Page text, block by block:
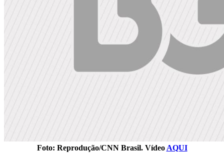
Foto: Reprodução/CNN Brasil. Vídeo AQUI